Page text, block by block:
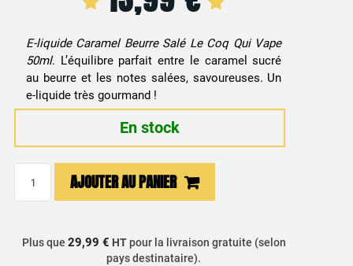
E-liquide Caramel Beurre Salé Le Coq Qui Vape
50ml. L’équilibre parfait entre le caramel sucré
au beurre et les notes salées, savoureuses. Un
e-liquide très gourmand !
En stock
Caramel
AJOUTER AU PANIER
Plus que 29,99 € HTpour la livraison gratuite (selon
pays destinataire).